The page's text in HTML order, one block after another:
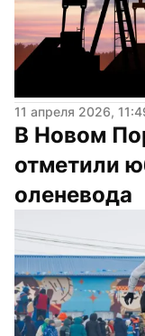
11 апреля 2026,
В Новом
отметили
оленевода